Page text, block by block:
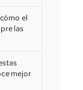
el
las
mejor